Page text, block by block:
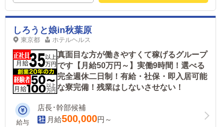
しろうと娘in秋葉原
東京都 ホテルヘルス
真面目な方が働きやすくて稼げるグループ
です【月給50万円～】実働9時間！選べる
完全週休二日制！有給・社保・即入居可能
な寮完備！残業はしないさせない！
給与
店長･幹部候補
月給500,000円～